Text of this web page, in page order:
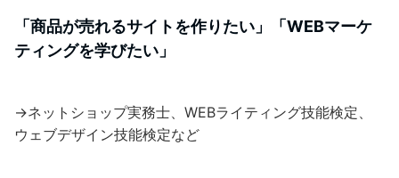
「商品が売れるサイトを作りたい」「WEBマーケ
ティングを学びたい」
→ネットショップ実務士、WEBライティング技能検定、
ウェブデザイン技能検定など